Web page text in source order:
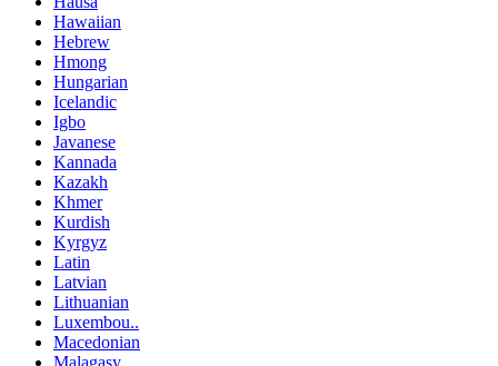
Hawaiian
Hebrew
Hmong
Hungarian
Icelandic
Igbo
Javanese
Kannada
Kazakh
Khmer
Kurdish
Kyrgyz
Latin
Latvian
Lithuanian
Luxembou..
Macedonian
Malagasy